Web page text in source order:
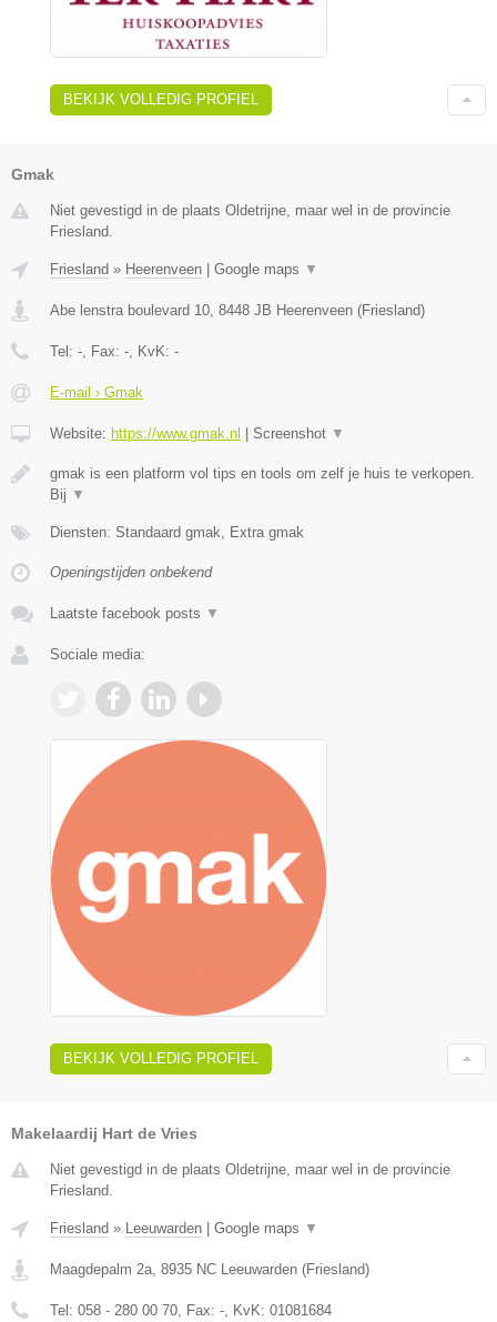
BEKIJK VOLLEDIG PROFIEL
Gmak
Niet gevestigd in de plaats Oldetrijne, maar wel in de provincie
Friesland.
Friesland » Heerenveen | Google maps ▼
Abe lenstra boulevard 10 8448 JB Heerenveen (Friesland)
Tel: - , Fax: - , KvK: -
E-mail › Gmak
Website: https://www.gmak.nl | Screenshot ▼
gmak is een platform vol tips en tools om zelf je huis te verkopen.
Bij ▼
Diensten: Standaard gmak, Extra gmak
Openingstijden onbekend
Laatste facebook posts ▼
Sociale media:
BEKIJK VOLLEDIG PROFIEL
Makelaardij Hart de Vries
Niet gevestigd in de plaats Oldetrijne, maar wel in de provincie
Friesland.
Friesland » Leeuwarden | Google maps ▼
Maagdepalm 2a 8935 NC Leeuwarden (Friesland)
Tel: 058 - 280 00 70 , Fax: - , KvK: 01081684